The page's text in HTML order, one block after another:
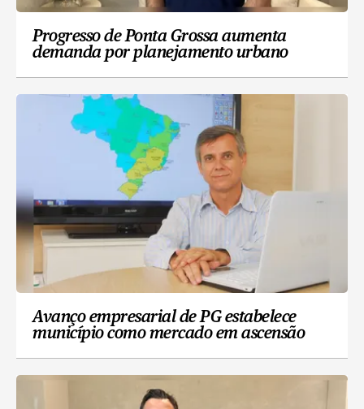
Progresso de Ponta Grossa aumenta
demanda por planejamento urbano
Avanço empresarial de PG estabelece
município como mercado em ascensão